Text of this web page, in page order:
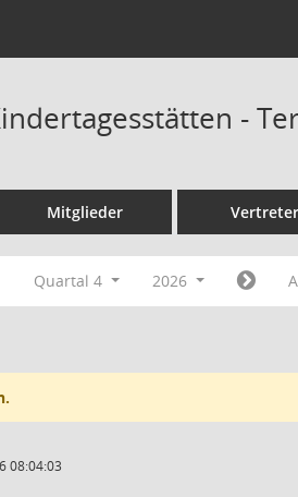
-
Mitglieder Vertreter
Quartal 4 2026
08:04:03